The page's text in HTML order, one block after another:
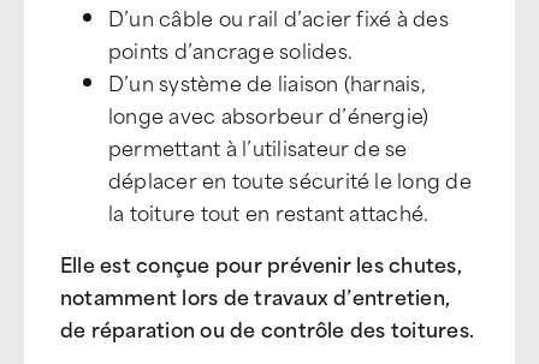
D’un câble ou rail d’acier fixé à des
points d’ancrage solides.
D’un système de liaison (harnais,
longe avec absorbeur d’énergie)
permettant à l’utilisateur de se
déplacer en toute sécurité le long de
la toiture tout en restant attaché.
Elle est conçue pour prévenir les chutes,
notamment lors de travaux d’entretien,
de réparation ou de contrôle des toitures.